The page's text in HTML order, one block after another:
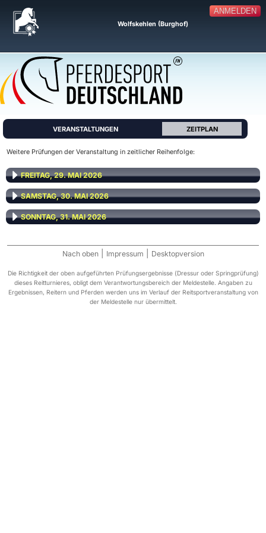
ANMELDEN
Wolfskehlen (Burghof)
VERANSTALTUNGEN ZEITPLAN
Weitere Prüfungen der Veranstaltung in zeitlicher Reihenfolge:
FREITAG, 29. MAI 2026
SAMSTAG, 30. MAI 2026
SONNTAG, 31. MAI 2026
Nach oben Impressum Desktopversion
Die Richtigkeit der oben aufgeführten Prüfungsergebnisse (Dressur oder Springprüfung)
dieses Reitturnieres, obligt dem Verantwortungsbereich der Meldestelle. Angaben zu
Ergebnissen, Reitern und Pferden werden uns im Verlauf der Reitsportveranstaltung von
der Meldestelle nur übermittelt.